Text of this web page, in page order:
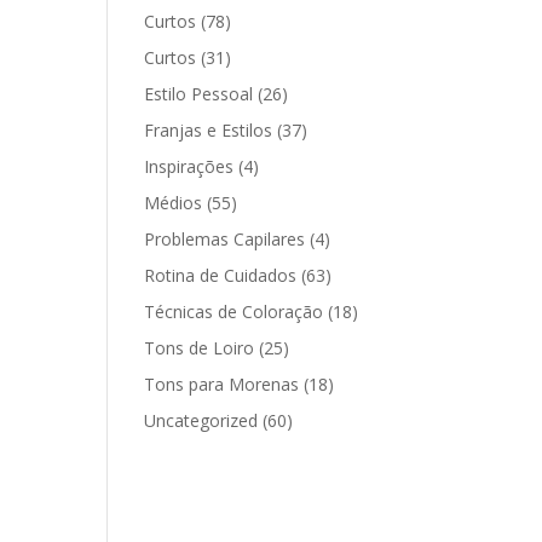
Curtos (78)
Curtos (31)
Estilo Pessoal (26)
Franjas e Estilos (37)
Inspirações (4)
Médios (55)
Problemas Capilares (4)
Rotina de Cuidados (63)
Técnicas de Coloração (18)
Tons de Loiro (25)
Tons para Morenas (18)
Uncategorized (60)